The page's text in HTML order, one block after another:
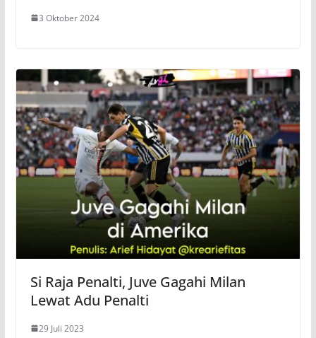
3 Oktober 2024
Si Raja Penalti, Juve Gagahi Milan
Lewat Adu Penalti
29 Juli 2023